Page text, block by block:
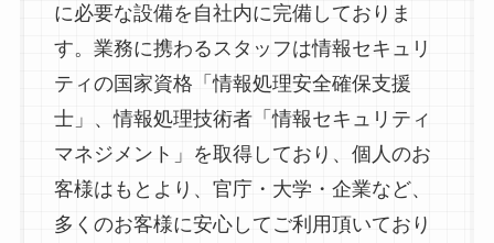
に必要な設備を自社内に完備しておりま
す。業務に携わるスタッフは情報セキュリ
ティの国家資格「情報処理安全確保支援
士」、情報処理技術者「情報セキュリティ
マネジメント」を取得しており、個人のお
客様はもとより、官庁・大学・企業など、
多くのお客様に安心してご利用頂いており